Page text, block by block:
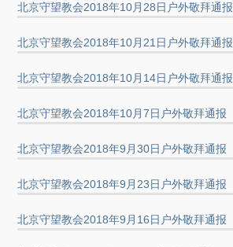
北京守望教会2018年10月28日户外敬拜通报
北京守望教会2018年10月21日户外敬拜通报
北京守望教会2018年10月14日户外敬拜通报
北京守望教会2018年10月7日户外敬拜通报
北京守望教会2018年9月30日户外敬拜通报
北京守望教会2018年9月23日户外敬拜通报
北京守望教会2018年9月16日户外敬拜通报